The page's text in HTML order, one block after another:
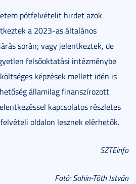
pótfelvételit hirdet azok
a 2023-as általános
során; vagy jelentkeztek, de
felsőoktatási intézménybe
képzések mellett idén is
államilag finanszírozott
kapcsolatos részletes
oldalon lesznek elérhetők.
SZTEinfo
Fotó: Sahin-Tóth István